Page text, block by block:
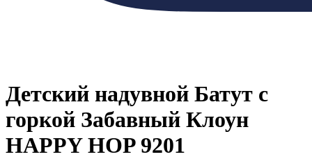
Детский надувной Батут с
горкой Забавный Клоун
HAPPY HOP 9201